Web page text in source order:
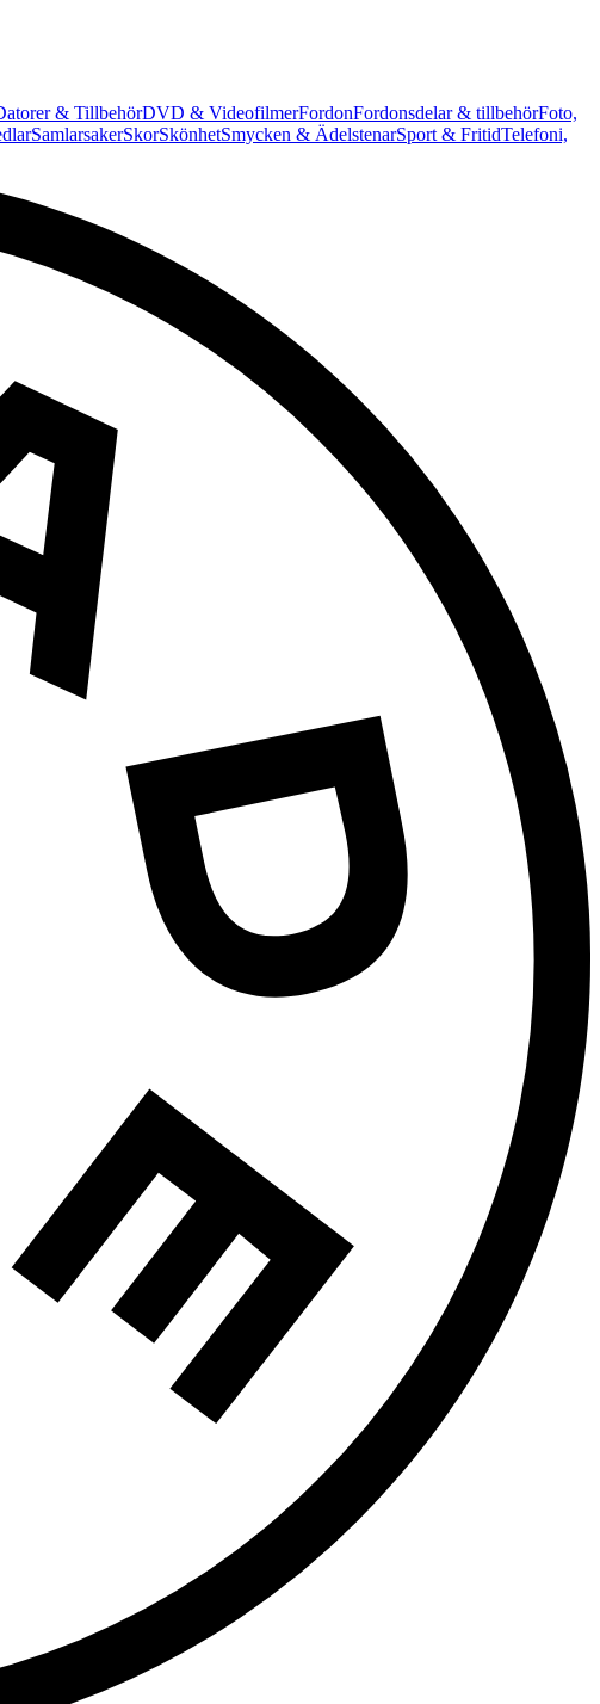
& TillbehörDVD & VideofilmerFordonFordonsdelar & tillbehörFoto,
SamlarsakerSkorSkönhetSmycken & ÄdelstenarSport & FritidTelefoni,